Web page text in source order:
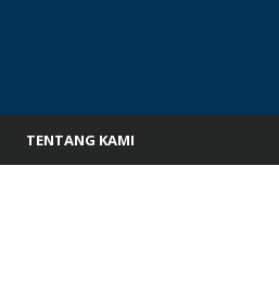
TENTANG KAMI